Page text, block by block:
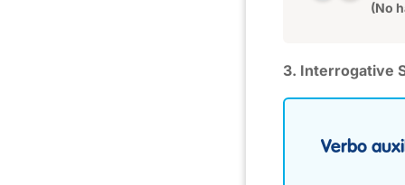
(No
3. Interrogative
Verbo